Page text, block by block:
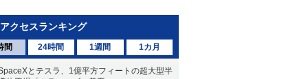
アクセスランキング
間 24時間 1週間 1カ月
とテスラ、1億平方フィートの超大型半